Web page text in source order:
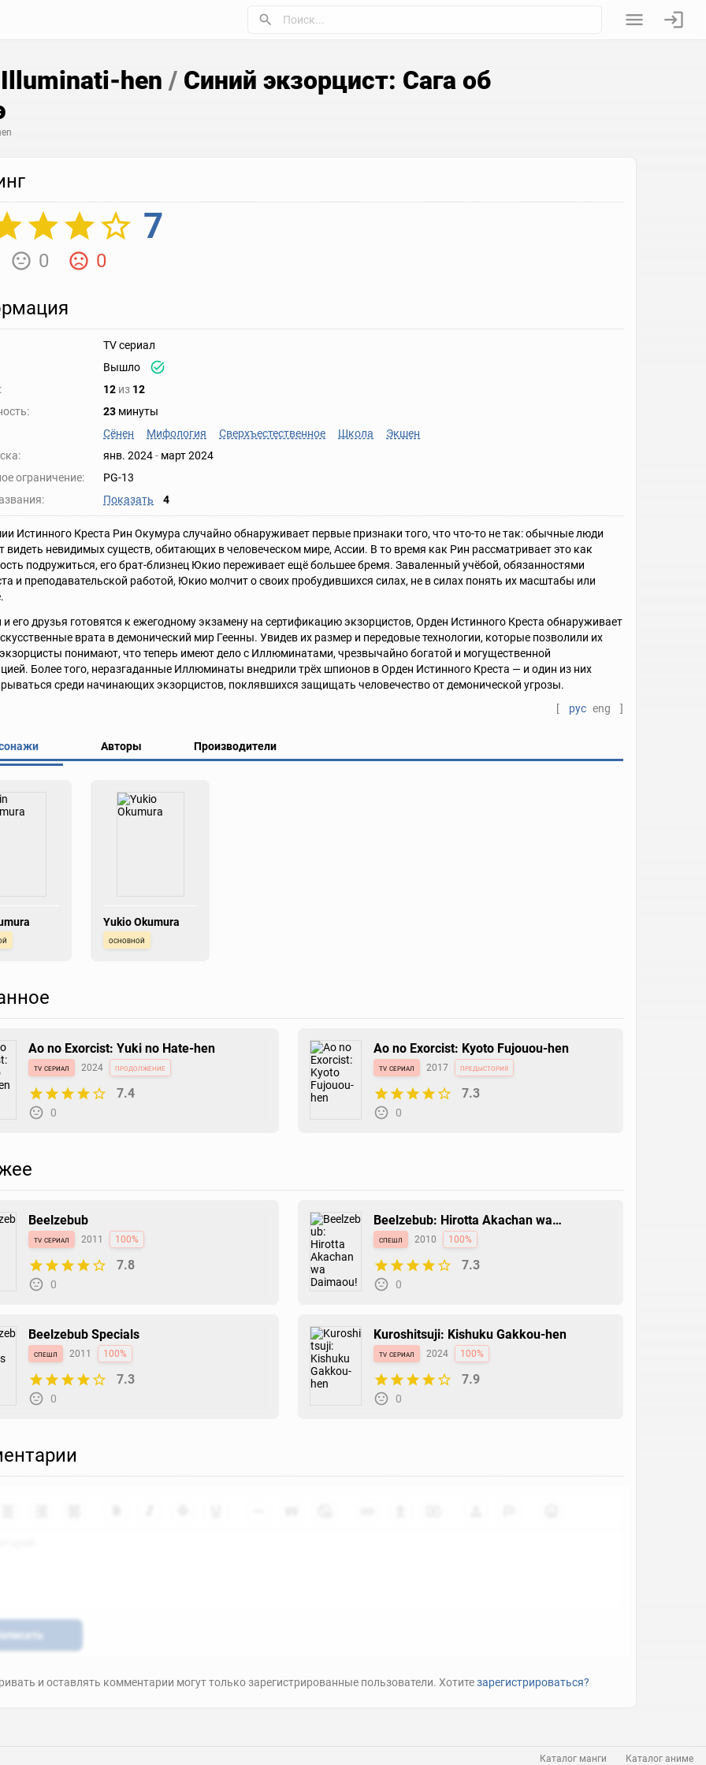
hen / Синий экзорцист: Сага об
7
0 0
TV сериал
Вышло
12 из 12
23 минуты
Сёнен
Мифология Сверхъестественное Школа
Экшен
янв. 2024- март 2024
ограничение:
PG-13
Показать 4
Истинного Креста Рин Окумура случайно обнаруживает первые признаки того, что что-то не так: обычные люди
видеть невидимых существ, обитающих в человеческом мире, Ассии. В то время как Рин рассматривает это как
подружиться, его брат-близнец Юкио переживает ещё большее бремя. Заваленный учёбой, обязанностями
и преподавательской работой, Юкио молчит о своих пробудившихся силах, не в силах понять их масштабы или
его друзья готовятся к ежегодному экзамену на сертификацию экзорцистов, Орден Истинного Креста обнаруживает
врата в демонический мир Геенны. Увидев их размер и передовые технологии, которые позволили их
понимают, что теперь имеют дело с Иллюминатами, чрезвычайно богатой и могущественной
Более того, неразгаданные Иллюминаты внедрили трёх шпионов в Орден Истинного Креста — и один из них
среди начинающих экзорцистов, поклявшихся защищать человечество от демонической угрозы.
[
рус eng ]
Авторы Производители
Yukio Okumura
основной
Ao no Exorcist: Yuki no Hate-hen
tv сериал 2024 продолжение
7.4
0
Ao no Exorcist: Kyoto Fujouou-hen
tv сериал 2017 предыстория
7.3
0
Beelzebub
tv сериал 2011 100%
7.8
0
Beelzebub: Hirotta Akachan wa
Daimaou!?
спешл 2010 100%
7.3
0
Beelzebub Specials
спешл 2011 100%
7.3
0
Kuroshitsuji: Kishuku Gakkou-hen
tv сериал 2024 100%
7.9
0
и оставлять комментарии могут только зарегистрированные пользователи. Хотитезарегистрироваться?
Каталог манги Каталог аниме